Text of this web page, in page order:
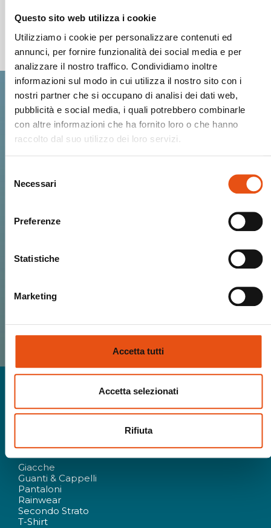
Questo sito web utilizza i cookie
Utilizziamo i cookie per personalizzare contenuti ed
annunci, per fornire funzionalità dei social media e per
analizzare il nostro traffico. Condividiamo inoltre
informazioni sul modo in cui utilizza il nostro sito con i
nostri partner che si occupano di analisi dei dati web,
pubblicità e social media, i quali potrebbero combinarle
con altre informazioni che ha fornito loro o che hanno
raccolto dal suo utilizzo dei loro servizi.
delNecessari
Preferenze
Statistiche
Marketing
Accetta tutti
Accetta selezionati
Rifiuta
Spedizioni Sicure
Entra nella Ferrino
community.
e tutto il calore del mondo Ferrino!
HO LETTO E ACCETTO I TERMINI RELATIVI
Uomo
Giacche
Guanti & Cappelli
Pantaloni
Rainwear
Secondo Strato
T-Shirt